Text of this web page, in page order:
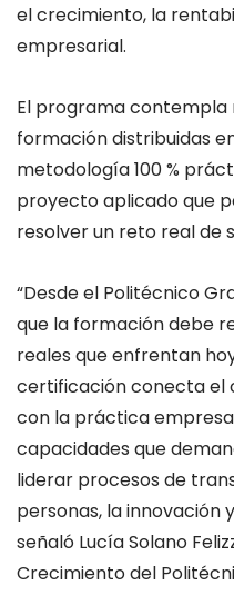
el crecimiento, la
empresarial.
El programa contempla
formación distribuidas
metodología 100 %
proyecto aplicado que
resolver un reto real de
“Desde el Politécnico
que la formación debe
reales que enfrentan
certificación conecta el
con la práctica
capacidades que
liderar procesos de
personas, la innovación
señaló Lucía Solano
Crecimiento del